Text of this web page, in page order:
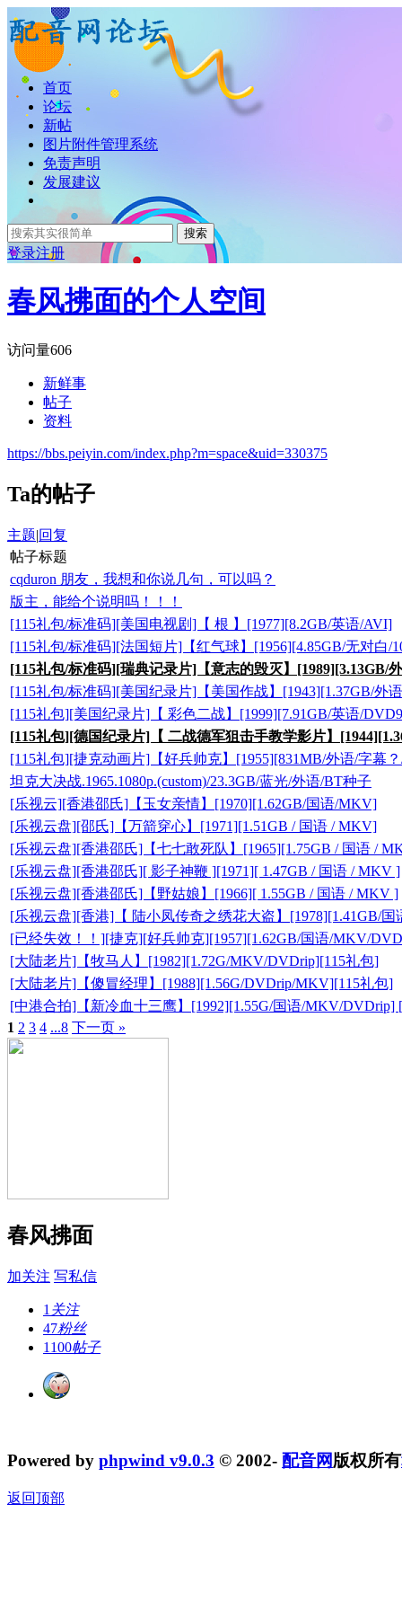
首页
论坛
新帖
图片附件管理系统
免责声明
发展建议
搜索
登录注册
春风拂面的个人空间
访问量606
新鲜事
帖子
资料
https://bbs.peiyin.com/index.php?m=space&uid=330375
Ta的帖子
主题|回复
帖子标题
cqduron 朋友，我想和你说几句，可以吗？
版主，能给个说明吗！！！
[115礼包/标准码][美国电视剧]【 根 】[1977][8.2GB/英语/AVI]
[115礼包/标准码][法国短片]【红气球】[1956][4.85GB/无对白/
[115礼包/标准码][瑞典记录片]【意志的毁灭】[1989][3.13GB/
[115礼包/标准码][美国纪录片]【美国作战】[1943][1.37GB/外
[115礼包][美国纪录片]【 彩色二战】[1999][7.91GB/英语/
[115礼包][德国纪录片]【 二战德军狙击手教学影片】
[115礼包][捷克动画片]【好兵帅克】[1955][831MB/外语/字幕
坦克大决战.1965.1080p.(custom)/23.3GB/蓝光/外语/BT种子
[乐视云][香港邵氏]【玉女亲情】[1970][1.62GB/国语/MKV]
[乐视云盘][邵氏]【万箭穿心】[1971][1.51GB / 国语 / MKV]
[乐视云盘][香港邵氏]【七七敢死队】[1965][1.75GB / 国语 /
[乐视云盘][香港邵氏][ 影子神鞭 ][1971][ 1.47GB / 国语 / MKV ]
[乐视云盘][香港邵氏]【野姑娘】[1966][ 1.55GB / 国语 / MKV ]
[乐视云盘][香港]【 陆小凤传奇之绣花大盗】[1978][1.41GB/
[已经失效！！][捷克][好兵帅克][1957][1.62GB/国语/MKV/
[大陆老片]【牧马人】[1982][1.72G/MKV/DVDrip][115礼包]
[大陆老片]【傻冒经理】[1988][1.56G/DVDrip/MKV][115礼包]
[中港合拍]【新冷血十三鹰】[1992][1.55G/国语/MKV/DVDrip]
1 2 3 4 ...8 下一页 »
春风拂面
加关注 写私信
1 关注
47粉丝
1100帖子
Powered by phpwind v9.0.3 © 2002- 配音网版权所有
返回顶部